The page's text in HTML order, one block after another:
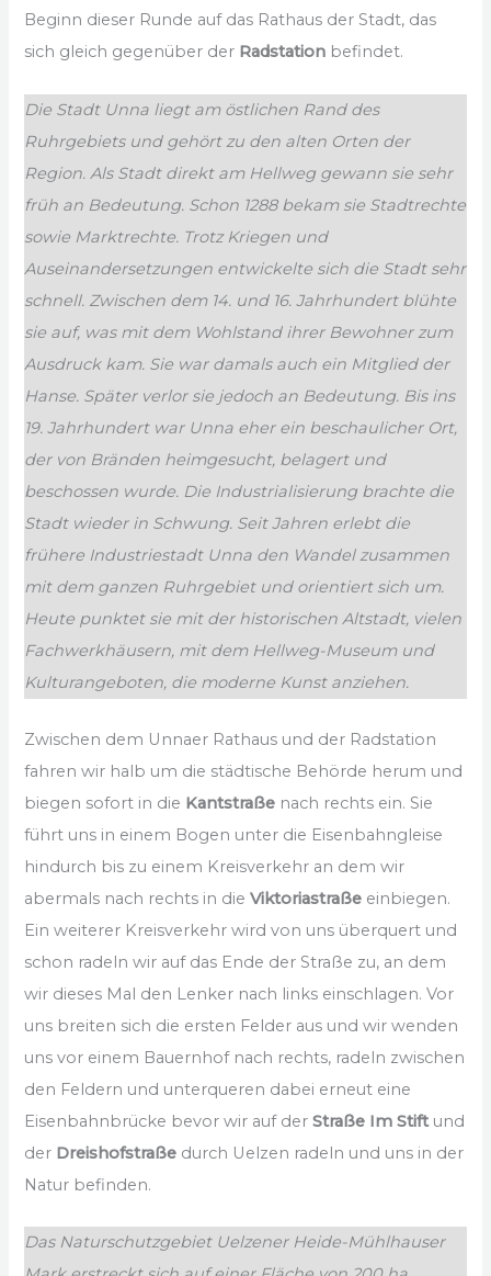
Beginn dieser Runde auf das Rathaus der Stadt, das
sich gleich gegenüber der Radstation befindet.
Die Stadt Unna liegt am östlichen Rand des
Ruhrgebiets und gehört zu den alten Orten der
Region. Als Stadt direkt am Hellweg gewann sie sehr
früh an Bedeutung. Schon 1288 bekam sie Stadtrechte
sowie Marktrechte. Trotz Kriegen und
Auseinandersetzungen entwickelte sich die Stadt sehr
schnell. Zwischen dem 14. und 16. Jahrhundert blühte
sie auf, was mit dem Wohlstand ihrer Bewohner zum
Ausdruck kam. Sie war damals auch ein Mitglied der
Hanse. Später verlor sie jedoch an Bedeutung. Bis ins
19. Jahrhundert war Unna eher ein beschaulicher Ort,
der von Bränden heimgesucht, belagert und
beschossen wurde. Die Industrialisierung brachte die
Stadt wieder in Schwung. Seit Jahren erlebt die
frühere Industriestadt Unna den Wandel zusammen
mit dem ganzen Ruhrgebiet und orientiert sich um.
Heute punktet sie mit der historischen Altstadt, vielen
Fachwerkhäusern, mit dem Hellweg-Museum und
Kulturangeboten, die moderne Kunst anziehen.
Zwischen dem Unnaer Rathaus und der Radstation
fahren wir halb um die städtische Behörde herum und
biegen sofort in die Kantstraße nach rechts ein. Sie
führt uns in einem Bogen unter die Eisenbahngleise
hindurch bis zu einem Kreisverkehr an dem wir
abermals nach rechts in dieViktoriastraße einbiegen.
Ein weiterer Kreisverkehr wird von uns überquert und
schon radeln wir auf das Ende der Straße zu, an dem
wir dieses Mal den Lenker nach links einschlagen. Vor
uns breiten sich die ersten Felder aus und wir wenden
uns vor einem Bauernhof nach rechts, radeln zwischen
den Feldern und unterqueren dabei erneut eine
Eisenbahnbrücke bevor wir auf derStraße Im Stiftund
der Dreishofstraße durch Uelzen radeln und uns in der
Natur befinden.
Das Naturschutzgebiet Uelzener Heide-Mühlhauser